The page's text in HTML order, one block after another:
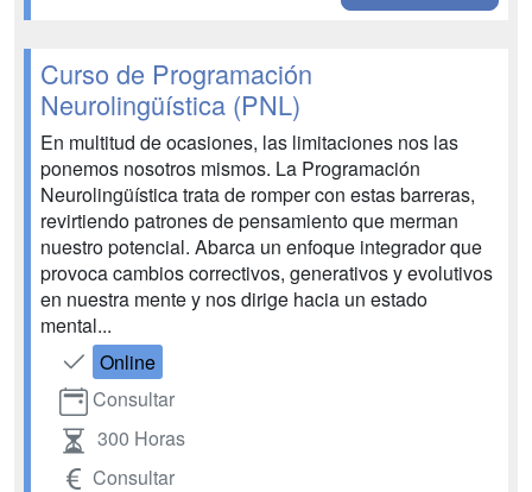
Curso de Programación
Neurolingüística (PNL)
En multitud de ocasiones, las limitaciones nos las
ponemos nosotros mismos. La Programación
Neurolingüística trata de romper con estas barreras,
revirtiendo patrones de pensamiento que merman
nuestro potencial. Abarca un enfoque integrador que
provoca cambios correctivos, generativos y evolutivos
en nuestra mente y nos dirige hacia un estado
mental...
Online
Consultar
300 Horas
Consultar